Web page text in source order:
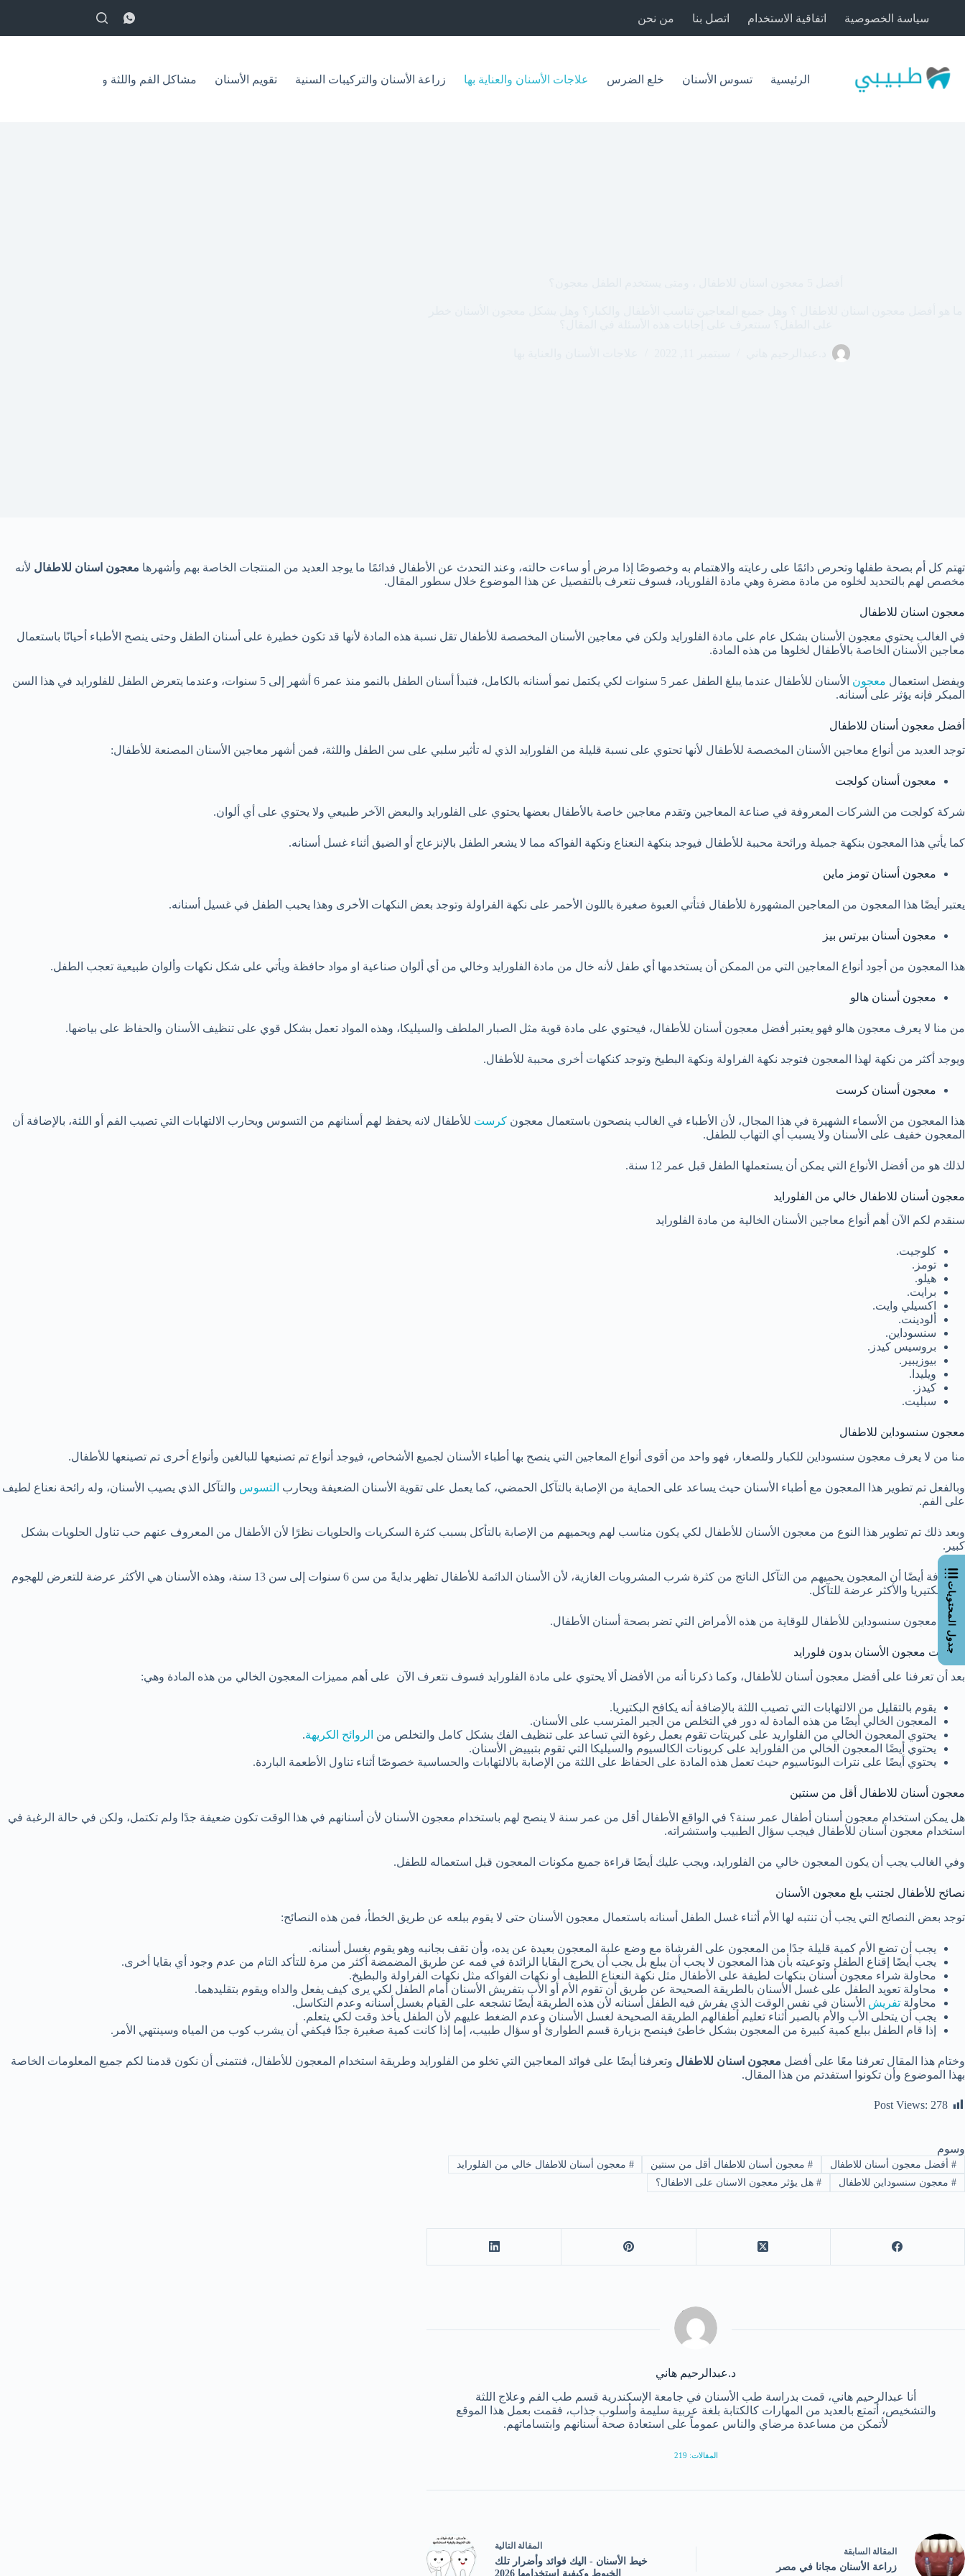
المحتوى
سياسة الخصوصية اتفاقية الاستخدام اتصل بنا من نحن
الرئيسية تسوس الأسنان خلع الضرس علاجات الأسنان والعناية بها زراعة الأسنان والتركيبات السنية تقويم الأسنان مشاكل الفم واللثة وعلاجها
تهتم كل أم بصحة طفلها وتحرص دائمًا على رعايته والاهتمام به وخصوصًا إذا مرض أو ساءت حالته، وعند التحدث عن الأطفال فدائمًا ما يوجد العديد من المنتجات الخاصة بهم وأشهرها معجون اسنان للاطفال لأنه
مخصص لهم بالتحديد لخلوه من مادة مضرة وهي مادة الفلورياد، فسوف نتعرف بالتفصيل عن هذا الموضوع خلال سطور المقال.
معجون اسنان للاطفال
في الغالب يحتوي معجون الأسنان بشكل عام على مادة الفلورايد ولكن في معاجين الأسنان المخصصة للأطفال تقل نسبة هذه المادة لأنها قد تكون خطيرة على أسنان الطفل وحتى ينصح الأطباء أحيانًا باستعمال
معاجين الأسنان الخاصة بالأطفال لخلوها من هذه المادة.
ويفضل استعمال معجون
الأسنان للأطفال عندما يبلغ الطفل عمر 5 سنوات لكي يكتمل نمو أسنانه بالكامل، فتبدأ أسنان الطفل بالنمو منذ عمر 6 أشهر إلى 5 سنوات، وعندما يتعرض الطفل للفلورايد في هذا السن
المبكر فإنه يؤثر على أسنانه.
أفضل معجون أسنان للاطفال
توجد العديد من أنواع معاجين الأسنان المخصصة للأطفال لأنها تحتوي على نسبة قليلة من الفلورايد الذي له تأثير سلبي على سن الطفل واللثة، فمن أشهر معاجين الأسنان المصنعة للأطفال:
معجون أسنان كولجت
شركة كولجت من الشركات المعروفة في صناعة المعاجين وتقدم معاجين خاصة بالأطفال بعضها يحتوي على الفلورايد والبعض الآخر طبيعي ولا يحتوي على أي ألوان.
كما يأتي هذا المعجون بنكهة جميلة ورائحة محببة للأطفال فيوجد بنكهة النعناع ونكهة الفواكه مما لا يشعر الطفل بالإنزعاج أو الضيق أثناء غسل أسنانه.
معجون أسنان تومز ماين
يعتبر أيضًا هذا المعجون من المعاجين المشهورة للأطفال فتأتي العبوة صغيرة باللون الأحمر على نكهة الفراولة وتوجد بعض النكهات الأخرى وهذا يحبب الطفل في غسيل أسنانه.
معجون أسنان بيرتس بيز
هذا المعجون من أجود أنواع المعاجين التي من الممكن أن يستخدمها أي طفل لأنه خال من مادة الفلورايد وخالي من أي ألوان صناعية او مواد حافظة ويأتي على شكل نكهات وألوان طبيعية تعجب الطفل.
معجون أسنان هالو
من منا لا يعرف معجون هالو فهو يعتبر أفضل معجون أسنان للأطفال، فيحتوي على مادة قوية مثل الصبار الملطف والسيليكا، وهذه المواد تعمل بشكل قوي على تنظيف الأسنان والحفاظ على بياضها.
ويوجد أكثر من نكهة لهذا المعجون فتوجد نكهة الفراولة ونكهة البطيخ وتوجد كنكهات أخرى محببة للأطفال.
معجون أسنان كرست
هذا المعجون من الأسماء الشهيرة في هذا المجال، لأن الأطباء في الغالب ينصحون باستعمال معجون كرست للأطفال لانه يحفظ لهم أسنانهم من التسوس ويحارب الالتهابات التي تصيب الفم أو اللثة، بالإضافة أن
المعجون خفيف على الأسنان ولا يسبب أي التهاب للطفل.
لذلك هو من أفضل الأنواع التي يمكن أن يستعملها الطفل قبل عمر 12 سنة.
معجون أسنان للاطفال خالي من الفلورايد
سنقدم لكم الآن أهم أنواع معاجين الأسنان الخالية من مادة الفلورايد
كلوجيت.
تومز.
هيلو.
برايت.
اكسيلي وايت.
ألودينت.
سنسوداين.
بروسيس كيدز.
بيوزيبير.
ويليدا.
كيدز.
سبليت.
معجون سنسوداين للاطفال
منا من لا يعرف معجون سنسوداين للكبار وللصغار، فهو واحد من أقوى أنواع المعاجين التي ينصح بها أطباء الأسنان لجميع الأشخاص، فيوجد أنواع تم تصنيعها للبالغين وأنواع أخرى تم تصينعها للأطفال.
وبالفعل تم تطوير هذا المعجون مع أطباء الأسنان حيث يساعد على الحماية من الإصابة بالتآكل الحمضي، كما يعمل على تقوية الأسنان الضعيفة ويحارب التسوس والتآكل الذي يصيب الأسنان، وله رائحة نعناع لطيف
على الفم.
وبعد ذلك تم تطوير هذا النوع من معجون الأسنان للأطفال لكي يكون مناسب لهم ويحميهم من الإصابة بالتأكل بسبب كثرة السكريات والحلويات نظرًا لأن الأطفال من المعروف عنهم حب تناول الحلويات بشكل
كبير.
بالإضافة أيضًا أن المعجون يحميهم من التآكل الناتج من كثرة شرب المشروبات الغازية، لأن الأسنان الدائمة للأطفال تظهر بدايةً من سن 6 سنوات إلى سن 13 سنة، وهذه الأسنان هي الأكثر عرضة للتعرض للهجوم
من البكتيريا والأكثر عرضة للتآكل.
فيأتي معجون سنسوداين للأطفال للوقاية من هذه الأمراض التي تضر بصحة أسنان الأطفال.
مميزات معجون الأسنان بدون فلورايد
بعد أن تعرفنا على أفضل معجون أسنان للأطفال، وكما ذكرنا أنه من الأفضل ألا يحتوي على مادة الفلورايد فسوف نتعرف الآن على أهم مميزات المعجون الخالي من هذه المادة وهي:
يقوم بالتقليل من الالتهابات التي تصيب اللثة بالإضافة أنه يكافح البكتيريا.
المعجون الخالي أيضًا من هذه المادة له دور في التخلص من الجير المترسب على الأسنان.
يحتوي المعجون الخالي من الفلواريد على كبريتات تقوم بعمل رغوة التي تساعد على تنظيف الفك بشكل كامل والتخلص من الروائح الكريهة.
يحتوي أيضًا المعجون الخالي من الفلورايد على كربونات الكالسيوم والسيليكا التي تقوم بتبييض الأسنان.
يحتوي أيضًا على نترات البوتاسيوم حيث تعمل هذه المادة على الحفاظ على اللثة من الإصابة بالالتهابات والحساسية خصوصًا أثناء تناول الأطعمة الباردة.
معجون أسنان للاطفال أقل من سنتين
هل يمكن استخدام معجون أسنان أطفال عمر سنة؟ في الواقع الأطفال أقل من عمر سنة لا ينصح لهم باستخدام معجون الأسنان لأن أسنانهم في هذا الوقت تكون ضعيفة جدًا ولم تكتمل، ولكن في حالة الرغبة في
استخدام معجون أسنان للأطفال فيجب سؤال الطبيب واستشراته.
وفي الغالب يجب أن يكون المعجون خالي من الفلورايد، ويجب عليك أيضًا قراءة جميع مكونات المعجون قبل استعماله للطفل.
نصائح للأطفال لجتنب بلع معجون الأسنان
توجد بعض النصائح التي يجب أن تنتبه لها الأم أثناء غسل الطفل أسنانه باستعمال معجون الأسنان حتى لا يقوم ببلعه عن طريق الخطأ، فمن هذه النصائح:
يجب أن تضع الأم كمية قليلة جدًا من المعجون على الفرشاة مع وضع علبة المعجون بعيدة عن يده، وأن تقف بجانبه وهو يقوم بغسل أسنانه.
يجب أيضًا إقناع الطفل وتوعيته بأن هذا المعجون لا يجب أن يبلع بل يجب أن يخرج البقايا الزائدة في فمه عن طريق المضمضة أكثر من مرة للتأكد التام من عدم وجود أي بقايا أخرى.
محاولة شراء معجون أسنان بنكهات لطيفة على الأطفال مثل نكهة النعناع اللطيف أو نكهات الفواكه مثل نكهات الفراولة والبطيخ.
محاولة تعويد الطفل على غسل الأسنان بالطريقة الصحيحة عن طريق أن تقوم الأم أو الأب بتفريش الأسنان أمام الطفل لكي يرى كيف يفعل والداه ويقوم بتقليدهما.
محاولة تفريش الأسنان في نفس الوقت الذي يفرش فيه الطفل أسنانه لأن هذه الطريقة أيضًا تشجعه على القيام بغسل أسنانه وعدم التكاسل.
يجب أن يتحلى الأب والأم بالصبر أثناء تعليم أطفالهم الطريقة الصحيحة لغسل الأسنان وعدم الضغط عليهم لأن الطفل يأخذ وقت لكي يتعلم.
إذا قام الطفل ببلع كمية كبيرة من المعجون بشكل خاطئ فينصح بزيارة قسم الطوارئ أو سؤال طبيب، إما إذا كانت كمية صغيرة جدًا فيكفي أن يشرب كوب من المياه وسينتهي الأمر.
وختام هذا المقال تعرفنا معًا على أفضل معجون اسنان للاطفال وتعرفنا أيضًا على فوائد المعاجين التي تخلو من الفلورايد وطريقة استخدام المعجون للأطفال، فنتمنى أن نكون قدمنا لكم جميع المعلومات الخاصة
بهذا الموضوع وأن تكونوا استفدتم من هذا المقال.
Post Views: 278
وسوم
#أفضل معجون أسنان للاطفال #معجون أسنان للاطفال أقل من سنتين # معجون أسنان للاطفال خالي من الفلورايد
#معجون سنسوداين للاطفال #هل يؤثر معجون الاسنان على الاطفال؟
د.عبدالرحيم هاني
أنا عبدالرحيم هاني، قمت بدراسة طب الأسنان في جامعة الإسكندرية قسم طب الفم وعلاج اللثة
والتشخيص، أتمتع بالعديد من المهارات كالكتابة بلغة عربية سليمة وأسلوب جذاب، فقمت بعمل هذا الموقع
لأتمكن من مساعدة مرضاي والناس عموماً على استعادة صحة أسنانهم وابتساماتهم.
المقالات: 219
المقالة السابقة
زراعة الأسنان مجانا في مصر
المقالة التالية
خيط الأسنان - اليك فوائد وأضرار تلك
الخيوط وكيفية استخدامها 2026
جدول المحتويات